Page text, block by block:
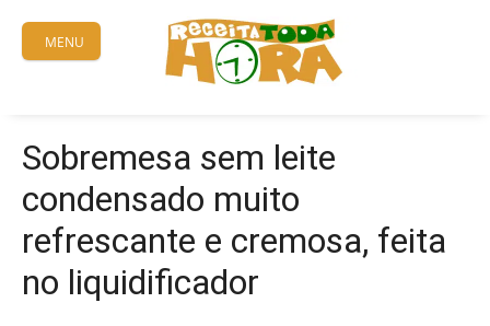
content
MENU
Sobremesa sem leite
condensado muito
refrescante e cremosa, feita
no liquidificador